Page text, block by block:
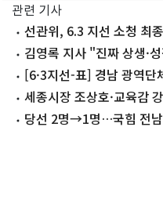
관련 기사
선관위, 6.3 지선 소청 최
증(종합)
김영록 지사 "진짜 상생·
축하[6·3지선-표] 경남 광역단
세종시장 조상호·교육감
당선 2명→1명…국힘 전남